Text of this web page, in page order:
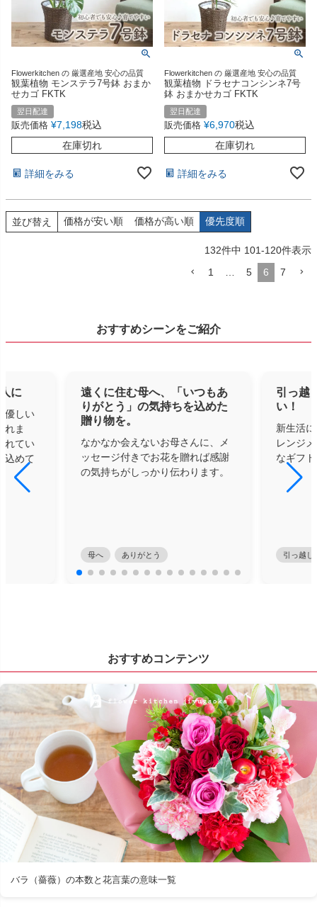
Flowerkitchen の 厳選産地 安心の品質
観葉植物 モンステラ7号鉢 おまか
せカゴ FKTK
翌日配達
販売価格 ¥7,198税込
在庫切れ
詳細をみる
Flowerkitchen の 厳選産地 安心の品質
観葉植物 ドラセナコンシンネ7号
鉢 おまかせカゴ FKTK
翌日配達
販売価格 ¥6,970税込
在庫切れ
詳細をみる
並び替え 価格が安い順 価格が高い順 優先度順
132件中 101-120件表示
1
5 6 7
おすすめシーンをご紹介
に
優しい
れま
れてい
込めて
遠くに住む母へ、「いつもあ
りがとう」の気持ちを込めた
贈り物を。
なかなか会えないお母さんに、メ
ッセージ付きでお花を贈れば感謝
の気持ちがしっかり伝わります。
母へ ありがとう
引っ越
い！
新生活
レンジ
なギフ
引っ越し
おすすめコンテンツ
バラ（薔薇）の本数と花言葉の意味一覧